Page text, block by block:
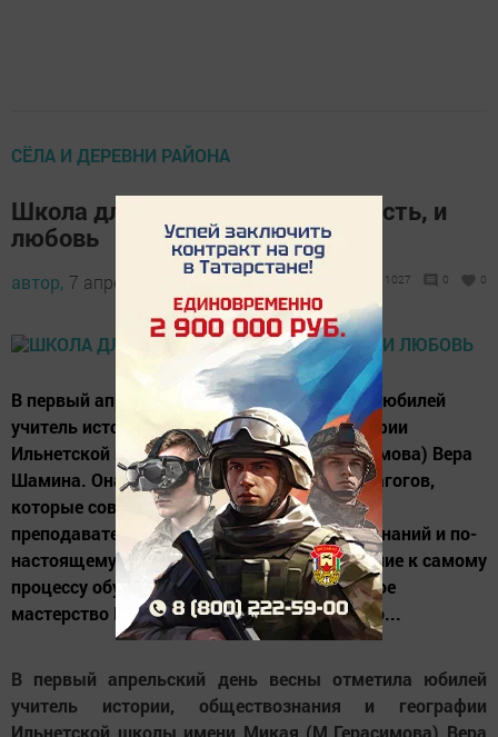
СЁЛА И ДЕРЕВНИ РАЙОНА
Школа для неё –и жизнь, и радость, и
любовь
автор, 7 апреля 2017 - 08:00 1027 0 0
В первый апрельский день весны отметила юбилей
учитель истории, обществознания и географии
Ильнетской школы имени Микая (М.Герасимова) Вера
Шамина. Она принадлежит к числу тех педагогов,
которые совмещают в себе огромный
преподавательский опыт, большой объём знаний и по-
настоящему творческое, душевное отношение к самому
процессу обучения школьников. Учительское
мастерство Веры Геннадьевны невозможно...
В первый апрельский день весны отметила юбилей
учитель истории, обществознания и географии